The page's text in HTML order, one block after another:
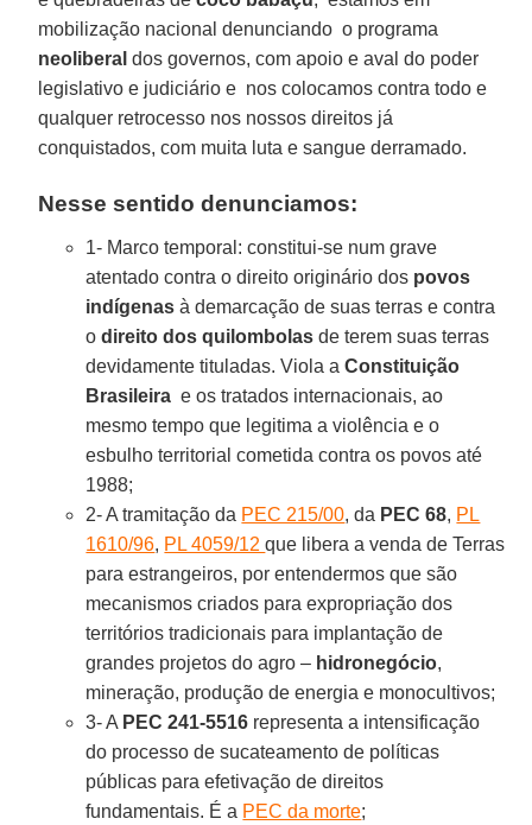
mobilização nacional denunciando o programa
neoliberal dos governos, com apoio e aval do poder
legislativo e judiciário e nos colocamos contra todo e
qualquer retrocesso nos nossos direitos já
conquistados, com muita luta e sangue derramado.
Nesse sentido denunciamos:
1- Marco temporal: constitui-se num grave
atentado contra o direito originário dos povos
indígenas à demarcação de suas terras e contra
odireito dos quilombolas de terem suas terras
devidamente tituladas. Viola aConstituição
Brasileira e os tratados internacionais, ao
mesmo tempo que legitima a violência e o
esbulho territorial cometida contra os povos até
1988;
2- A tramitação da PEC 215/00, da PEC 68, PL
1610/96, PL 4059/12que libera a venda de Terras
para estrangeiros, por entendermos que são
mecanismos criados para expropriação dos
territórios tradicionais para implantação de
grandes projetos do agro – hidronegócio,
mineração, produção de energia e monocultivos;
3- A PEC 241-5516 representa a intensificação
do processo de sucateamento de políticas
públicas para efetivação de direitos
fundamentais. É a PEC da morte;